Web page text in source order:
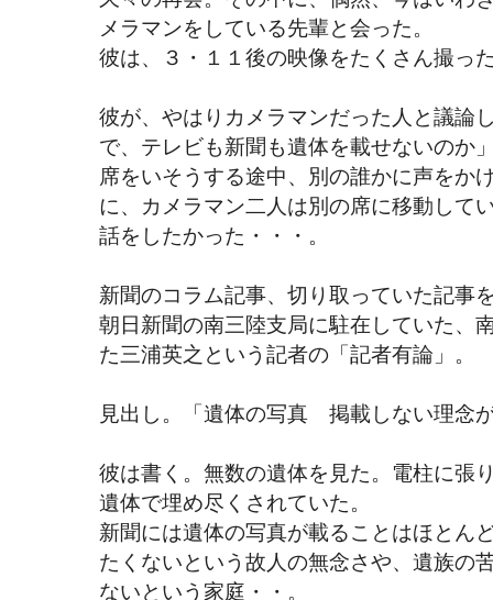
メラマンをしている先輩と会った。
彼は、３・１１後の映像をたくさん撮っ
彼が、やはりカメラマンだった人と議論
で、テレビも新聞も遺体を載せないのか
席をいそうする途中、別の誰かに声をか
に、カメラマン二人は別の席に移動して
話をしたかった・・・。
新聞のコラム記事、切り取っていた記事
朝日新聞の南三陸支局に駐在していた、
た三浦英之という記者の「記者有論」。
見出し。「遺体の写真 掲載しない理念
彼は書く。無数の遺体を見た。電柱に張
遺体で埋め尽くされていた。
新聞には遺体の写真が載ることはほとん
たくないという故人の無念さや、遺族の
ないという家庭・・。